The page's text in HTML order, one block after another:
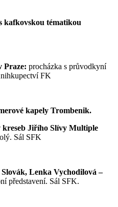
kafkovskou tématikou
Praze: procházka s průvodkyní
FK
kapely Trombenik.
kreseb Jiřího Slívy Multiple
Sál SFK
Lenka Vychodilová –
představení. Sál SFK.